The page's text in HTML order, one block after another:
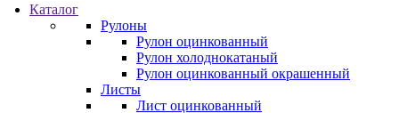
Каталог
Рулоны
Рулон оцинкованный
Рулон холоднокатаный
Рулон оцинкованный окрашенный
Листы
Лист оцинкованный